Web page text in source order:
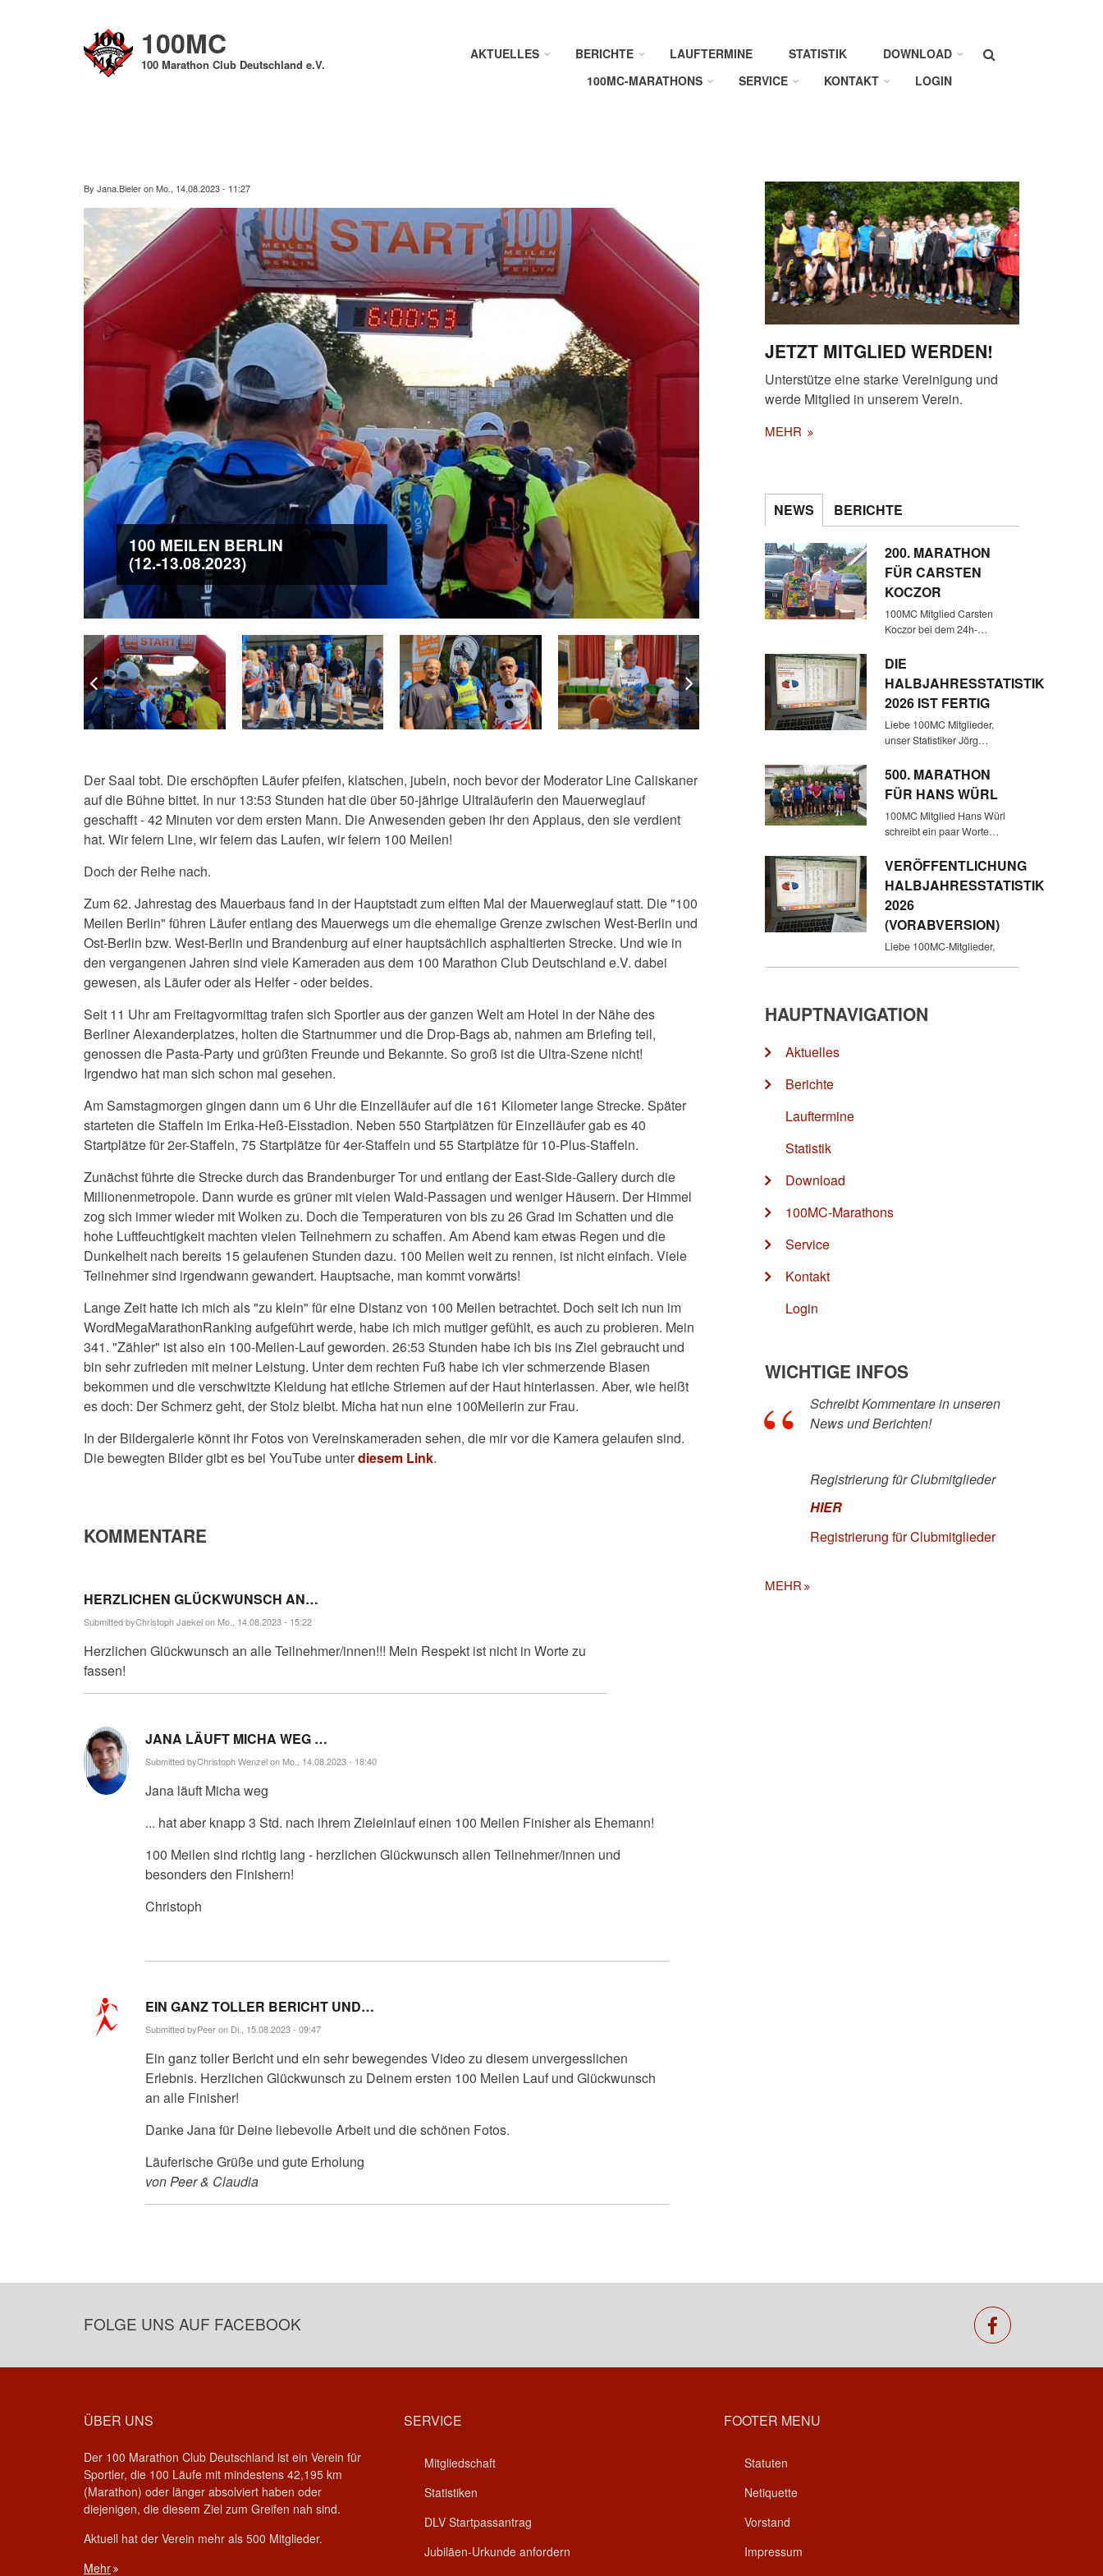
100MC
100 Marathon Club Deutschland e.V.
Suche
AKTUELLES BERICHTE LAUFTERMINE STATISTIK
DOWNLOAD
100MC-MARATHONS
SERVICE KONTAKT LOGIN
By Jana.BieleronMo., 14.08.2023 - 11:27
100 MEILEN BERLIN
(12.-13.08.2023)
100MC MITGLIEDER SASCHA
DEHLING UND HANS-JÜRGEN
HETZEL NEBEN LAUFFREUND
ANDREAS (V.L.N.R.)
Der Saal tobt. Die erschöpften Läufer pfeifen, klatschen, jubeln, noch bevor der Moderator Line Caliskaner
auf die Bühne bittet. In nur 13:53 Stunden hat die über 50-jährige Ultraläuferin den Mauerweglauf
geschafft - 42 Minuten vor dem ersten Mann. Die Anwesenden geben ihr den Applaus, den sie verdient
hat. Wir feiern Line, wir feiern das Laufen, wir feiern 100 Meilen!
Doch der Reihe nach.
Zum 62. Jahrestag des Mauerbaus fand in der Hauptstadt zum elften Mal der Mauerweglauf statt. Die "100
Meilen Berlin" führen Läufer entlang des Mauerwegs um die ehemalige Grenze zwischen West-Berlin und
Ost-Berlin bzw. West-Berlin und Brandenburg auf einer hauptsächlich asphaltierten Strecke. Und wie in
den vergangenen Jahren sind viele Kameraden aus dem 100 Marathon Club Deutschland e.V. dabei
gewesen, als Läufer oder als Helfer - oder beides.
Seit 11 Uhr am Freitagvormittag trafen sich Sportler aus der ganzen Welt am Hotel in der Nähe des
Berliner Alexanderplatzes, holten die Startnummer und die Drop-Bags ab, nahmen am Briefing teil,
genossen die Pasta-Party und grüßten Freunde und Bekannte. So groß ist die Ultra-Szene nicht!
Irgendwo hat man sich schon mal gesehen.
Am Samstagmorgen gingen dann um 6 Uhr die Einzelläufer auf die 161 Kilometer lange Strecke. Später
starteten die Staffeln im Erika-Heß-Eisstadion. Neben 550 Startplätzen für Einzelläufer gab es 40
Startplätze für 2er-Staffeln, 75 Startplätze für 4er-Staffeln und 55 Startplätze für 10-Plus-Staffeln.
Zunächst führte die Strecke durch das Brandenburger Tor und entlang der East-Side-Gallery durch die
Millionenmetropole. Dann wurde es grüner mit vielen Wald-Passagen und weniger Häusern. Der Himmel
zog sich immer wieder mit Wolken zu. Doch die Temperaturen von bis zu 26 Grad im Schatten und die
hohe Luftfeuchtigkeit machten vielen Teilnehmern zu schaffen. Am Abend kam etwas Regen und die
Dunkelheit nach bereits 15 gelaufenen Stunden dazu. 100 Meilen weit zu rennen, ist nicht einfach. Viele
Teilnehmer sind irgendwann gewandert. Hauptsache, man kommt vorwärts!
Lange Zeit hatte ich mich als "zu klein" für eine Distanz von 100 Meilen betrachtet. Doch seit ich nun im
WordMegaMarathonRanking aufgeführt werde, habe ich mich mutiger gefühlt, es auch zu probieren. Mein
341. "Zähler" ist also ein 100-Meilen-Lauf geworden. 26:53 Stunden habe ich bis ins Ziel gebraucht und
bin sehr zufrieden mit meiner Leistung. Unter dem rechten Fuß habe ich vier schmerzende Blasen
bekommen und die verschwitzte Kleidung hat etliche Striemen auf der Haut hinterlassen. Aber, wie heißt
es doch: Der Schmerz geht, der Stolz bleibt. Micha hat nun eine 100Meilerin zur Frau.
In der Bildergalerie könnt ihr Fotos von Vereinskameraden sehen, die mir vor die Kamera gelaufen sind.
Die bewegten Bilder gibt es bei YouTube unterdiesem Link.
KOMMENTARE
HERZLICHEN GLÜCKWUNSCH AN…
Submitted byChristoph Jaekelon Mo., 14.08.2023 - 15:22
Herzlichen Glückwunsch an alle Teilnehmer/innen!!! Mein Respekt ist nicht in Worte zu
fassen!
JANA LÄUFT MICHA WEG …
Submitted byChristoph Wenzelon Mo., 14.08.2023 - 18:40
Jana läuft Micha weg
... hat aber knapp 3 Std. nach ihrem Zieleinlauf einen 100 Meilen Finisher als Ehemann!
100 Meilen sind richtig lang - herzlichen Glückwunsch allen Teilnehmer/innen und
besonders den Finishern!
Christoph
EIN GANZ TOLLER BERICHT UND…
Submitted byPeeron Di., 15.08.2023 - 09:47
Ein ganz toller Bericht und ein sehr bewegendes Video zu diesem unvergesslichen
Erlebnis. Herzlichen Glückwunsch zu Deinem ersten 100 Meilen Lauf und Glückwunsch
an alle Finisher!
Danke Jana für Deine liebevolle Arbeit und die schönen Fotos.
Läuferische Grüße und gute Erholung
von Peer & Claudia
JETZT MITGLIED WERDEN!
Unterstütze eine starke Vereinigung und
werde Mitglied in unserem Verein.
MEHR
NEWS BERICHTE
200. MARATHON
FÜR CARSTEN
KOCZOR
100MC Mitglied Carsten
Koczor bei dem 24h-…
DIE
HALBJAHRESSTATISTIK
2026 IST FERTIG
Liebe 100MC Mitglieder,
unser Statistiker Jörg…
500. MARATHON
FÜR HANS WÜRL
100MC Mitglied Hans Würl
schreibt ein paar Worte…
VERÖFFENTLICHUNG
HALBJAHRESSTATISTIK
2026
(VORABVERSION)
Liebe 100MC-Mitglieder,
HAUPTNAVIGATION
Aktuelles
Berichte
Lauftermine
Statistik
Download
100MC-Marathons
Service
Kontakt
Login
WICHTIGE INFOS
Schreibt Kommentare in unseren
News und Berichten!
Registrierung für Clubmitglieder
HIER
Registrierung für Clubmitglieder
MEHR
FOLGE UNS AUF FACEBOOK facebook
ÜBER UNS
Der 100 Marathon Club Deutschland ist ein Verein für
Sportler, die 100 Läufe mit mindestens 42,195 km
(Marathon) oder länger absolviert haben oder
diejenigen, die diesem Ziel zum Greifen nah sind.
Aktuell hat der Verein mehr als 500 Mitglieder.
Mehr
SERVICE
Mitgliedschaft
Statistiken
DLV Startpassantrag
Jubiläen-Urkunde anfordern
FOOTER MENU
Statuten
Netiquette
Vorstand
Impressum